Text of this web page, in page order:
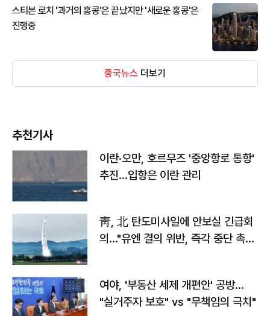
스티븐 로치 '과거의 홍콩'은 끝났지만 '새로운 홍콩'은
진행중
중국뉴스 더보기
추천기사
이란·오만, 호르무즈 '중앙항로 통항'
추진…입항은 이란 관리
靑, 北 탄도미사일에 안보실 긴급회
의…"유엔 결의 위반, 즉각 중단 촉
여야, '부동산 세제 개편안' 공방…
"실거주자 보호" vs "무책임의 극치"